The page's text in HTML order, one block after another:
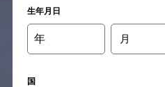
サイトマップ
生年月日
年 月
国